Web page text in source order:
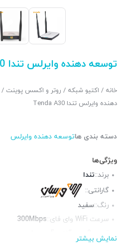
توسعه دهنده وایرلس تندا Tenda A30
خانه / اکتیو شبکه / روتر و اکسس پوینت /
دهنده وایرلس تندا Tenda A30
دسته بندی هاتوسعه دهنده وایرلس
ویژگی‌ها
برند::تندا
گارانتی::
رنگ::سفید
سرعت WiFi وای فای::
300Mbps
آنتن::
نمایش بیشتر